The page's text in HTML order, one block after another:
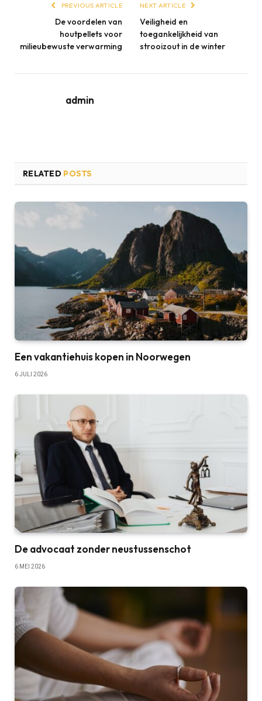
PREVIOUS ARTICLE
De voordelen van
houtpellets voor
milieubewuste verwarming
NEXT ARTICLE
Veiligheid en
toegankelijkheid van
strooizout in de winter
admin
RELATED POSTS
Een vakantiehuis kopen in Noorwegen
6 JULI 2026
De advocaat zonder neustussenschot
6 MEI 2026